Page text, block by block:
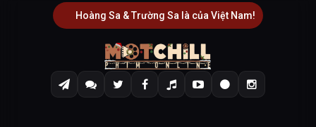
Hoàng Sa & Trường Sa là của Việt Nam!